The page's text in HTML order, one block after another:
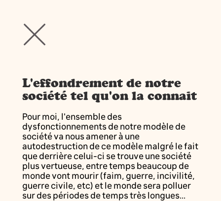
L'effondrement de notre
société tel qu'on la connait
Pour moi, l'ensemble des
dysfonctionnements de notre modèle de
société va nous amener à une
autodestruction de ce modèle malgré le fait
que derrière celui-ci se trouve une société
plus vertueuse, entre temps beaucoup de
monde vont mourir (faim, guerre, incivilité,
guerre civile, etc) et le monde sera polluer
sur des périodes de temps très longues...